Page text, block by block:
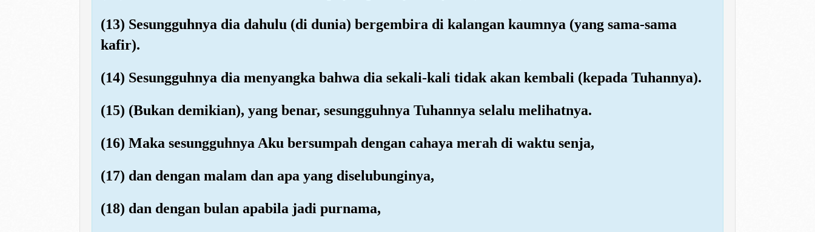
(13) Sesungguhnya dia dahulu (di dunia) bergembira di kalangan kaumnya (yang sama-sama
kafir).
(14) Sesungguhnya dia menyangka bahwa dia sekali-kali tidak akan kembali (kepada Tuhannya).
(15) (Bukan demikian), yang benar, sesungguhnya Tuhannya selalu melihatnya.
(16) Maka sesungguhnya Aku bersumpah dengan cahaya merah di waktu senja,
(17) dan dengan malam dan apa yang diselubunginya,
(18) dan dengan bulan apabila jadi purnama,